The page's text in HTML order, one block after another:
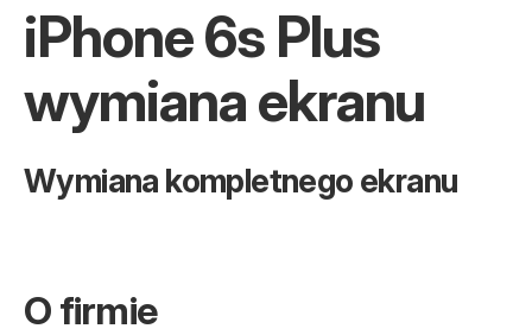
iPhone 6s Plus
wymiana ekranu
Wymiana kompletnego ekranu
O firmie